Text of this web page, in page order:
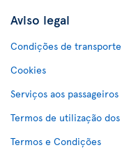
Aviso legal
Condições de
Cookies
Serviços aos passageiros
Termos de utilização
Termos e Condições